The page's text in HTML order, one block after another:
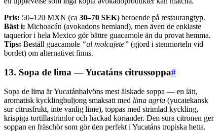
Pris: 50–120 MXN (ca 30–70 SEK) beroende på restaurangtyp.
Bäst i: Michoacán (avokadons hemland), men även de enklaste
taqueríor i hela Mexico gör bättre guacamole än du provat hemma.
Tips: Beställ guacamole “al molcajete” (gjord i stenmorteln vid
bordet) om alternativet finns.
13. Sopa de lima — Yucatáns citrussoppa#
Sopa de lima är Yucatánhalvöns mest älskade soppa — en lätt,
aromatisk kycklingbuljong smaksatt med lima agria (yucatekansk
sur citrusfrukt, inte vanlig lime), toppas med strimlad kyckling,
krispiga tortillastrimlor och hackad koriander. Den sura citronen ger
soppan en fräschör som gör den perfekt i Yucatáns tropiska hetta.